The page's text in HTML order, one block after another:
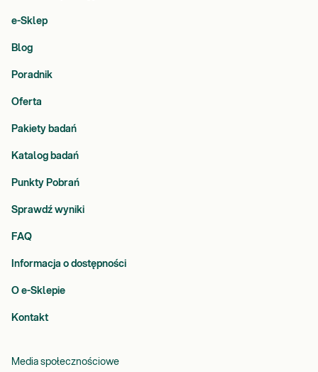
e-Sklep
Blog
Poradnik
Oferta
Pakiety badań
Katalog badań
Punkty Pobrań
Sprawdź wyniki
FAQ
Informacja o dostępności
O e-Sklepie
Kontakt
Media społecznościowe